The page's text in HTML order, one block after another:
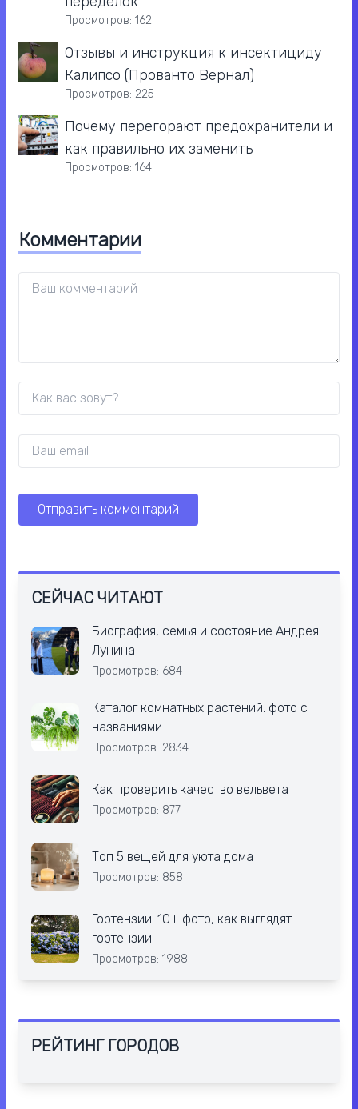
Просмотров: 162
Отзывы и инструкция к инсектициду
Калипсо (Прованто Вернал)
Просмотров: 225
Почему перегорают предохранители и
как правильно их заменить
Просмотров: 164
Комментарии
СЕЙЧАС ЧИТАЮТ
Биография, семья и состояние Андрея
Лунина
Просмотров: 684
Каталог комнатных растений: фото с
названиями
Просмотров: 2834
Как проверить качество вельвета
Просмотров: 877
Топ 5 вещей для уюта дома
Просмотров: 858
Гортензии: 10+ фото, как выглядят
гортензии
Просмотров: 1988
РЕЙТИНГ ГОРОДОВ